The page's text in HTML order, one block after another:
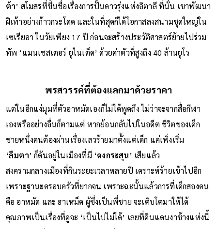
ต้า’ สโมสรที่ขึ้นชื่อเรื่องการปั้นดาวรุ่งแห่งอิตาลี ที่นั่น เขาพัฒนา
ฝีเท้าอย่างก้าวกระโดด และในที่สุดก็ได้โอกาสลงสนามชุดใหญ่ใน
เซเรียอา ในวัยเพียง 17 ปี ก่อนจะสร้างประวัติศาสตร์ย้ายไปร่วม
ทัพ ‘แมนเชสเตอร์ ยูไนเต็ด’ ด้วยค่าตัวที่สูงถึง 40 ล้านยูโร
พรสวรรค์ที่ต้องแลกมาด้วยราคา
แต่ในอีกแง่มุมที่ตัวอาหมัดเองก็ไม่ได้พูดถึง ไม่ว่าจะจากสื่อกีฬา
เองหรืออย่างอื่นก็ตามแต่ หากย้อนกลับไปในอดีต ชีวิตของเด็ก
ชายหนึ่งคนต้องผ่านเรื่องเลวร้ายมาตั้งแต่เด็ก แค่เพิ่งเริ่ม
‘ลืมตา’ ก็ดันอยู่ในเมืองที่มี ‘ดงกระสุน’ เสียแล้ว
สงครามกลางเมืองที่กินระยะเวลาหลายปี เคราะห์ร้ายเข้าไปอีก
เพราะฐานะครอบครัวที่ยากจน เพราะฉะนั้นแล้วการที่เด็กสองคน
คือ อาหมัด และ ฮาเหม็ด ผู้ซึ่งเป็นพี่ชาย จะเติบโตมาให้ได้
คุณภาพเป็นเรื่องที่ดูจะ ‘เป็นไปไม่ได้’ เลยที่ดินแดนงาช้างแห่งนี้